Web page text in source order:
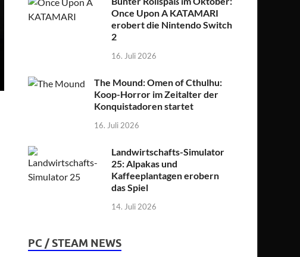
Once Upon A KATAMARI
erobert die Nintendo Switch
2
16. Juli 2026
The Mound: Omen of Cthulhu:
Koop-Horror im Zeitalter der
Konquistadoren startet
16. Juli 2026
Landwirtschafts-Simulator
25: Alpakas und
Kaffeeplantagen erobern
das Spiel
14. Juli 2026
PC / STEAM NEWS